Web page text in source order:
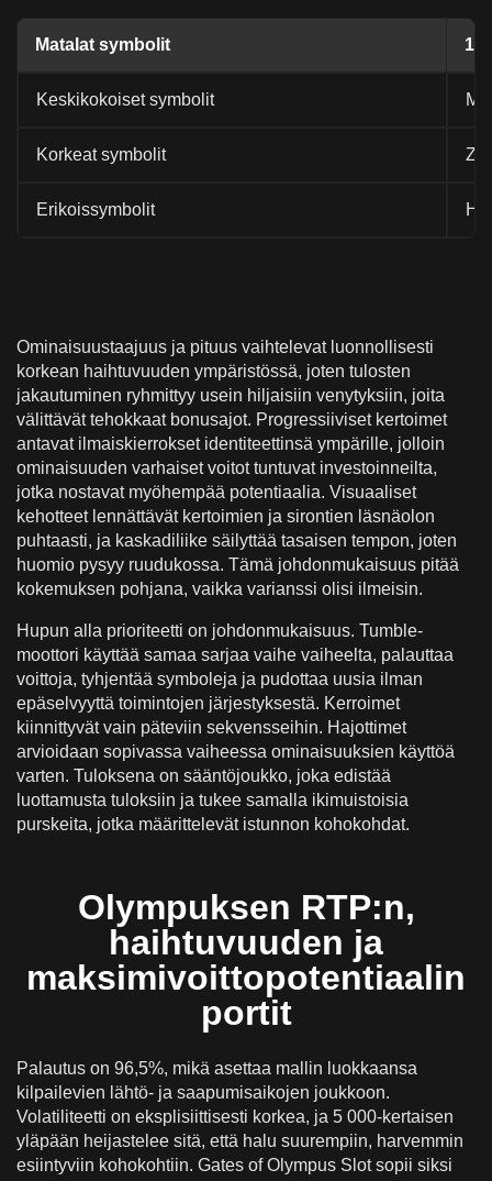
Matalat symbolit
Keskikokoiset symbolit
Korkeat symbolit
Erikoissymbolit
Ominaisuustaajuus ja pituus vaihtelevat luonnollisesti
korkean haihtuvuuden ympäristössä, joten tulosten
jakautuminen ryhmittyy usein hiljaisiin venytyksiin, joita
välittävät tehokkaat bonusajot. Progressiiviset kertoimet
antavat ilmaiskierrokset identiteettinsä ympärille, jolloin
ominaisuuden varhaiset voitot tuntuvat investoinneilta,
jotka nostavat myöhempää potentiaalia. Visuaaliset
kehotteet lennättävät kertoimien ja sirontien läsnäolon
puhtaasti, ja kaskadiliike säilyttää tasaisen tempon, joten
huomio pysyy ruudukossa. Tämä johdonmukaisuus pitää
kokemuksen pohjana, vaikka varianssi olisi ilmeisin.
Hupun alla prioriteetti on johdonmukaisuus. Tumble-
moottori käyttää samaa sarjaa vaihe vaiheelta, palauttaa
voittoja, tyhjentää symboleja ja pudottaa uusia ilman
epäselvyyttä toimintojen järjestyksestä. Kerroimet
kiinnittyvät vain päteviin sekvensseihin. Hajottimet
arvioidaan sopivassa vaiheessa ominaisuuksien käyttöä
varten. Tuloksena on sääntöjoukko, joka edistää
luottamusta tuloksiin ja tukee samalla ikimuistoisia
purskeita, jotka määrittelevät istunnon kohokohdat.
Olympuksen RTP:n,
haihtuvuuden ja
maksimivoittopotentiaalin
portit
Palautus on 96,5%, mikä asettaa mallin luokkaansa
kilpailevien lähtö- ja saapumisaikojen joukkoon.
Volatiliteetti on eksplisiittisesti korkea, ja 5 000-kertaisen
yläpään heijastelee sitä, että halu suurempiin, harvemmin
esiintyviin kohokohtiin. Gates of Olympus Slot sopii siksi